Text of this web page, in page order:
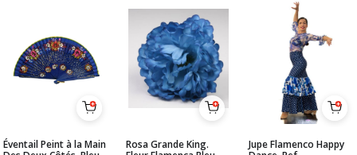
Éventail Peint à la Main
Rosa Grande King.
Jupe Flamenco Happy